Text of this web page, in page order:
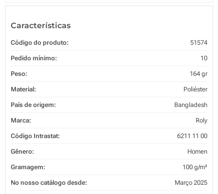
Características
Código do produto: 51574
Pedido mínimo: 10
Peso: 164 gr
Material: Poliéster
País de origem: Bangladesh
Marca: Roly
Código Intrastat: 6211 11 00
Gênero: Homen
Gramagem: 100 g/m²
No nosso catálogo desde: Março 2025